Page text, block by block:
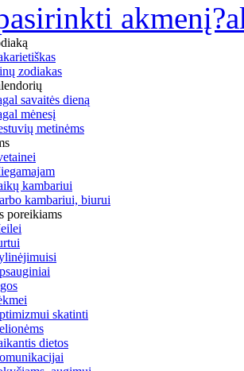
akmenį?
zodiakas
savaitės dieną
mėnesį
metinėms
kambariui
kambariui, biurui
poreikiams
skatinti
dietos